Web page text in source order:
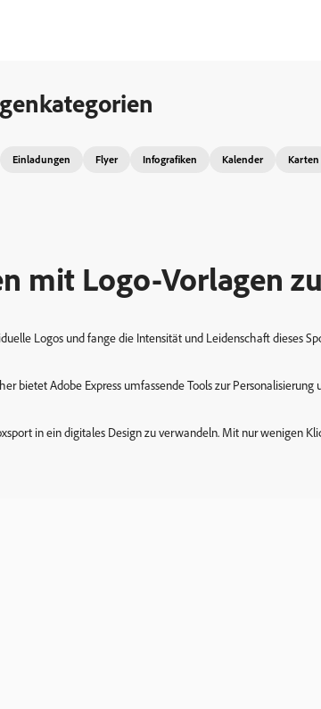
Einladungen Flyer Infografiken Kalender Karten
mit Logo-Vorlagen
Logos und fange die Intensität und Leidenschaft
bietet Adobe Express umfassende Tools zur
in ein digitales Design zu verwandeln. Mit nur wenigen